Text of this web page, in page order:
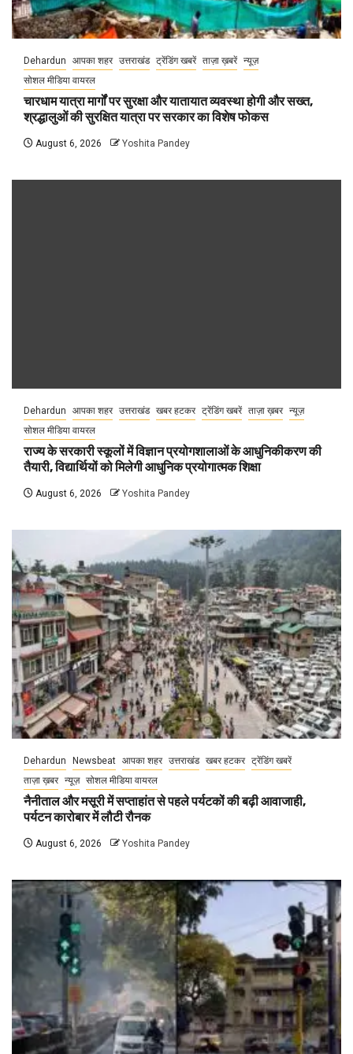
Dehardun आपका शहर उत्तराखंड ट्रेंडिंग खबरें ताज़ा ख़बरें न्यूज़
सोशल मीडिया वायरल
चारधाम यात्रा मार्गों पर सुरक्षा और यातायात व्यवस्था होगी और सख्त,
श्रद्धालुओं की सुरक्षित यात्रा पर सरकार का विशेष फोकस
August 6, 2026 Yoshita Pandey
Dehardun आपका शहर उत्तराखंड खबर हटकर ट्रेंडिंग खबरें ताज़ा ख़बर न्यूज़
सोशल मीडिया वायरल
राज्य के सरकारी स्कूलों में विज्ञान प्रयोगशालाओं के आधुनिकीकरण की
तैयारी, विद्यार्थियों को मिलेगी आधुनिक प्रयोगात्मक शिक्षा
August 6, 2026 Yoshita Pandey
Dehardun Newsbeat आपका शहर उत्तराखंड खबर हटकर ट्रेंडिंग खबरें
ताज़ा ख़बर न्यूज़ सोशल मीडिया वायरल
नैनीताल और मसूरी में सप्ताहांत से पहले पर्यटकों की बढ़ी आवाजाही,
पर्यटन कारोबार में लौटी रौनक
August 6, 2026 Yoshita Pandey